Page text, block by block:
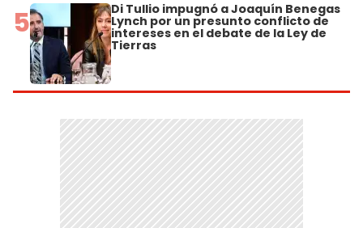
5 Di Tullio impugnó a Joaquín Benegas
Lynch por un presunto conflicto de
intereses en el debate de la Ley de
Tierras